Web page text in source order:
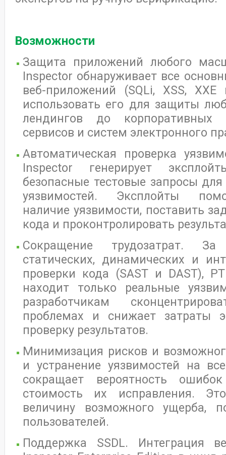
Возможности
Защита приложений любого
Inspector обнаруживает все
веб-приложений (SQLi, XSS,
использовать его для защиты
лендингов до корпоративных
сервисов и систем электронного
Автоматическая проверка
Inspector генерирует
безопасные тестовые запросы
уязвимостей. Эксплойты
наличие уязвимости, поставить
кода и проконтролировать
Сокращение трудозатрат.
статических, динамических и
проверки кода (SAST и DAST),
находит только реальные
разработчикам
проблемах и снижает затраты
проверку результатов.
Минимизация рисков и
и устранение уязвимостей на
сокращает вероятность
стоимость их исправления.
величину возможного ущерба,
пользователей.
Поддержка SSDL. Интеграция